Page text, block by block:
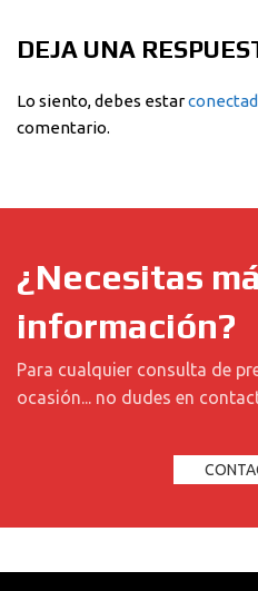
DEJA UNA
Lo siento, debes estar
comentario.
¿Necesitas
información?
Para cualquier consulta de
ocasión... no dudes en